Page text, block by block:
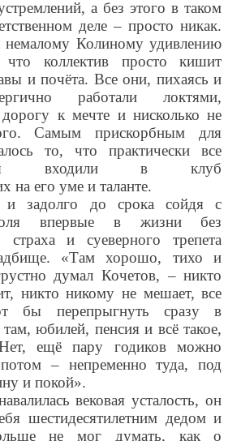
а без этого в таком
деле – просто никак.
Колиному удивлению
что коллектив просто кишит
и почёта. Все они, пихаясь и
работали локтями,
к мечте и нисколько не
Самым прискорбным для
то, что практически все
входили в клуб
на его уме и таланте.
и задолго до срока сойдя с
впервые в жизни без
страха и суеверного трепета
«Там хорошо, тихо и
думал Кочетов, – никто
никто никому не мешает, все
бы перепрыгнуть сразу в
юбилей, пенсия и всё такое,
ещё пару годиков можно
– непременно туда, под
и покой».
вековая усталость, он
шестидесятилетним дедом и
не мог думать, как о